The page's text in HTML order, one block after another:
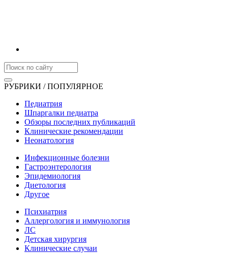
РУБРИКИ / ПОПУЛЯРНОЕ
Педиатрия
Шпаргалки педиатра
Обзоры последних публикаций
Клинические рекомендации
Неонатология
Инфекционные болезни
Гастроэнтерология
Эпидемиология
Диетология
Другое
Психиатрия
Аллергология и иммунология
ЛС
Детская хирургия
Клинические случаи